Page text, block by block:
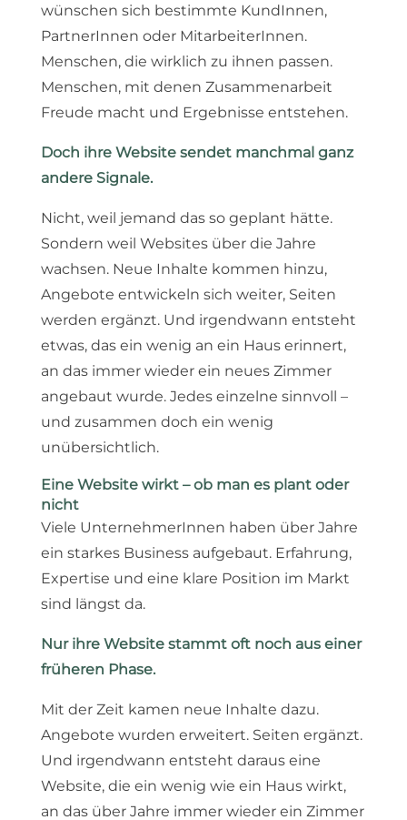
wünschen sich bestimmte KundInnen,
PartnerInnen oder MitarbeiterInnen.
Menschen, die wirklich zu ihnen passen.
Menschen, mit denen Zusammenarbeit
Freude macht und Ergebnisse entstehen.
Doch ihre Website sendet manchmal ganz
andere Signale.
Nicht, weil jemand das so geplant hätte.
Sondern weil Websites über die Jahre
wachsen. Neue Inhalte kommen hinzu,
Angebote entwickeln sich weiter, Seiten
werden ergänzt. Und irgendwann entsteht
etwas, das ein wenig an ein Haus erinnert,
an das immer wieder ein neues Zimmer
angebaut wurde. Jedes einzelne sinnvoll –
und zusammen doch ein wenig
unübersichtlich.
Eine Website wirkt – ob man es plant oder
nicht
Viele UnternehmerInnen haben über Jahre
ein starkes Business aufgebaut. Erfahrung,
Expertise und eine klare Position im Markt
sind längst da.
Nur ihre Website stammt oft noch aus einer
früheren Phase.
Mit der Zeit kamen neue Inhalte dazu.
Angebote wurden erweitert. Seiten ergänzt.
Und irgendwann entsteht daraus eine
Website, die ein wenig wie ein Haus wirkt,
an das über Jahre immer wieder ein Zimmer